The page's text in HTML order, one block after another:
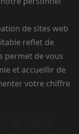
de sites web
reflet de
permet de vous
et accueillir de
votre chiffre